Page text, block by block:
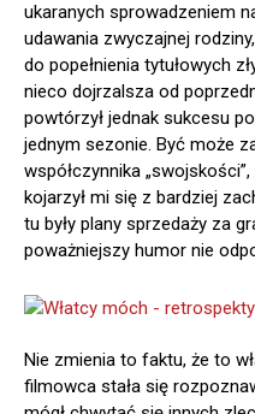
ukaranych sprowadzeniem
udawania zwyczajnej
do popełnienia tytułowych
nieco dojrzalsza od
powtórzył jednak sukcesu
jednym sezonie. Być może
współczynnika
kojarzył mi się z bardziej
tu były plany sprzedaży za
poważniejszy humor nie
Nie zmienia to faktu, że to
filmowca stała się